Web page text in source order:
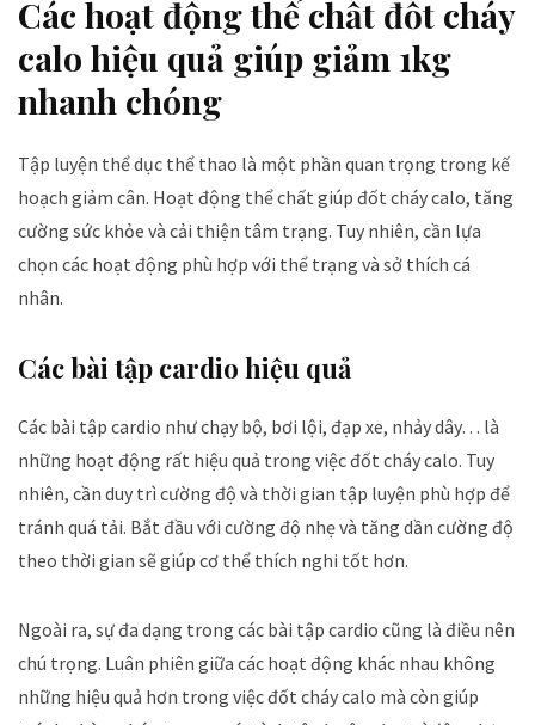
Các hoạt động thể chất đốt cháy
calo hiệu quả giúp giảm 1kg
nhanh chóng
Tập luyện thể dục thể thao là một phần quan trọng trong kế
hoạch giảm cân. Hoạt động thể chất giúp đốt cháy calo, tăng
cường sức khỏe và cải thiện tâm trạng. Tuy nhiên, cần lựa
chọn các hoạt động phù hợp với thể trạng và sở thích cá
nhân.
Các bài tập cardio hiệu quả
Các bài tập cardio như chạy bộ, bơi lội, đạp xe, nhảy dây… là
những hoạt động rất hiệu quả trong việc đốt cháy calo. Tuy
nhiên, cần duy trì cường độ và thời gian tập luyện phù hợp để
tránh quá tải. Bắt đầu với cường độ nhẹ và tăng dần cường độ
theo thời gian sẽ giúp cơ thể thích nghi tốt hơn.
Ngoài ra, sự đa dạng trong các bài tập cardio cũng là điều nên
chú trọng. Luân phiên giữa các hoạt động khác nhau không
những hiệu quả hơn trong việc đốt cháy calo mà còn giúp